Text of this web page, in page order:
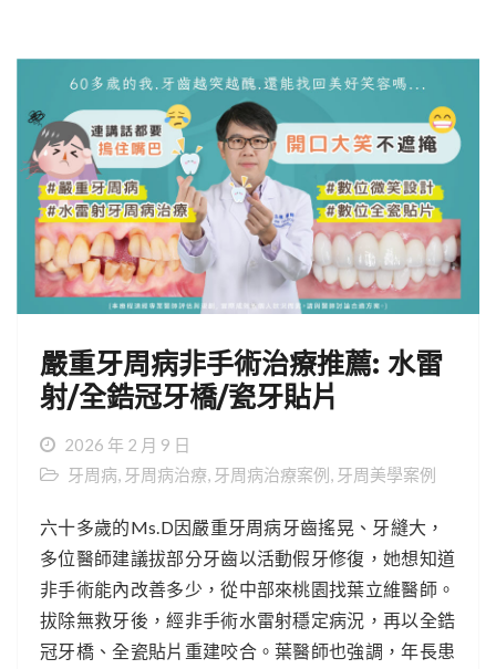
嚴重牙周病非手術治療推薦: 水雷
射/全鋯冠牙橋/瓷牙貼片
2026 年 2 月 9 日
牙周病, 牙周病治療, 牙周病治療案例, 牙周美學案例
六十多歲的Ms.D因嚴重牙周病牙齒搖晃、牙縫大，
多位醫師建議拔部分牙齒以活動假牙修復，她想知道
非手術能內改善多少，從中部來桃園找葉立維醫師。
拔除無救牙後，經非手術水雷射穩定病況，再以全鋯
冠牙橋、全瓷貼片重建咬合。葉醫師也強調，年長患